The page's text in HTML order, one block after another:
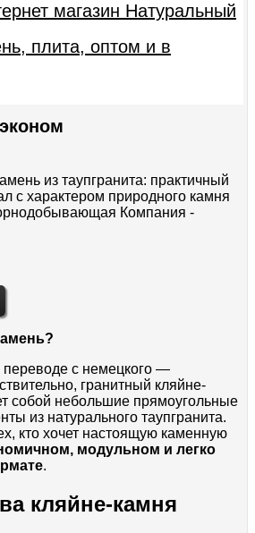
магазин Натуральный
плита, оптом и в
из таупгранита: практичный
с характером природного камня
Компания -
с немецкого —
гранитный кляйне-
собой небольшие прямоугольные
из натурального таупгранита.
кто хочет настоящую каменную
модульном и легко
.
кляйне-камня